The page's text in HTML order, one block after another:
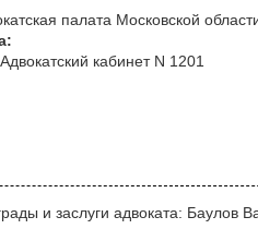
палата Московской
Адвокатский кабинет N 1201
и заслуги адвоката: Баулов